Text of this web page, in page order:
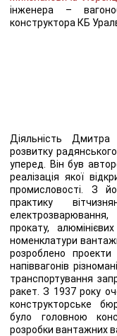
інженера –
конструктора КБ
Діяльність
розвитку
уперед. Він був
реалізація якої
промисловості. З
практику
прокату,
номенклатури
розроблено
напіввагонів
транспортування
ракет. З 1937 року
конструкторське
було головною
розробки вантажних